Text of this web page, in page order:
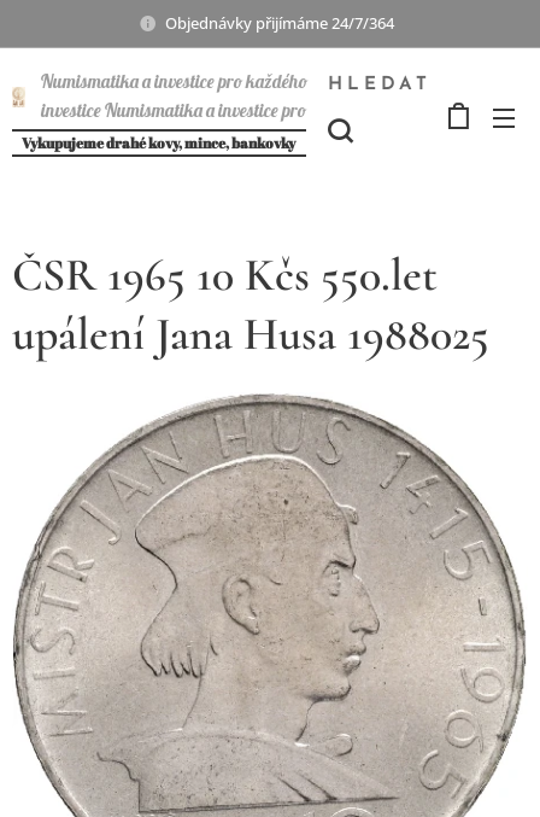
Objednávky přijímáme 24/7/364
Numismatika a investice pro každého
investice Numismatika a investice pro
každého
Vykupujeme drahé kovy, mince, bankovky
HLEDAT
ČSR 1965 10 Kčs 550.let
upálení Jana Husa 1988025